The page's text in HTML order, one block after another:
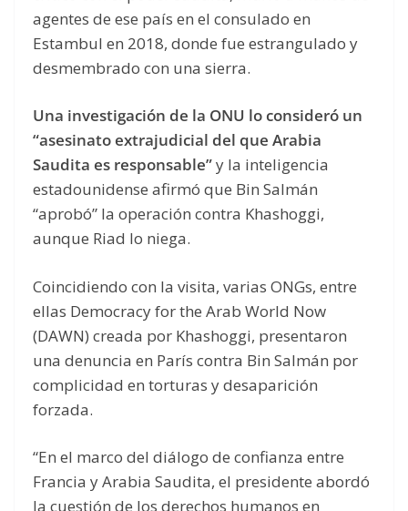
agentes de ese país en el consulado en
Estambul en 2018, donde fue estrangulado y
desmembrado con una sierra.
Una investigación de la ONU lo consideró un
“asesinato extrajudicial del que Arabia
Saudita es responsable”y la inteligencia
estadounidense afirmó que Bin Salmán
“aprobó” la operación contra Khashoggi,
aunque Riad lo niega.
Coincidiendo con la visita, varias ONGs, entre
ellas Democracy for the Arab World Now
(DAWN) creada por Khashoggi, presentaron
una denuncia en París contra Bin Salmán por
complicidad en torturas y desaparición
forzada.
“En el marco del diálogo de confianza entre
Francia y Arabia Saudita, el presidente abordó
la cuestión de los derechos humanos en